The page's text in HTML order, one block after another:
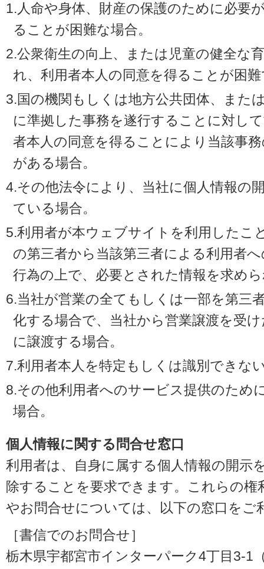
1.人命や身体、財産の保護のために必要
ることが困難な場合。
2.公衆衛生の向上、または児童の健全な
れ、利用者本人の同意を得ることが困
3.国の機関もしくは地方公共団体、また
に準拠した事務を遂行することに対し
者本人の同意を得ることにより当該事
がある場合。
4.その他法令により、当社に個人情報の
ている場合。
5.利用者が本ウェブサイトを利用したこ
の第三者から当該第三者による利用者
行為の上で、必要とされた情報を求め
6.当社が営業の全てもしくは一部を第三
化する場合で、当社から営業譲渡を受
に譲渡する場合。
7.利用者本人を特定もしくは識別できな
8.その他利用者へのサービス提供のため
場合。
個人情報に関する問合せ窓口
利用者は、自身に属する個人情報の開示
除することを要求できます。これらの権
やお問合せについては、以下の窓口をご
［書信でのお問合せ］
栃木県宇都宮市インターパーク4丁目3-1